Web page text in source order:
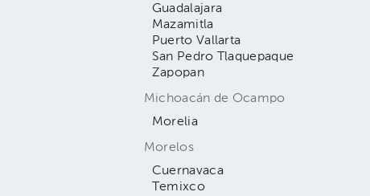
Guadalajara
Mazamitla
Puerto Vallarta
San Pedro Tlaquepaque
Zapopan
Michoacán de Ocampo
Morelia
Morelos
Cuernavaca
Temixco